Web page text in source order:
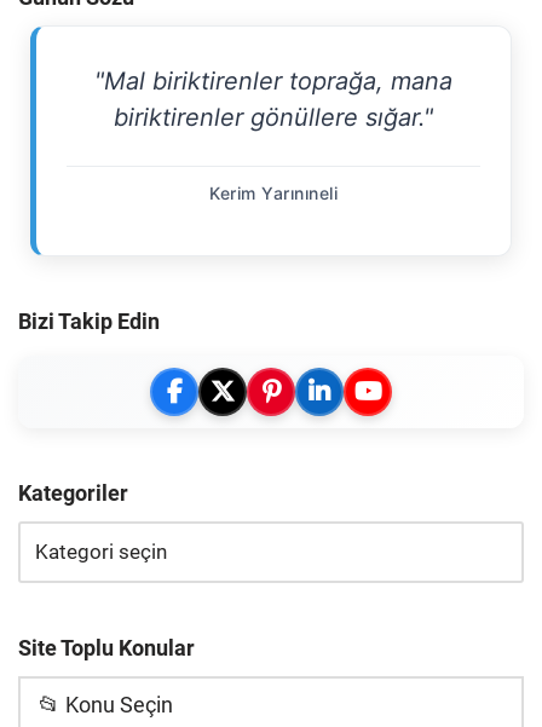
"Mal biriktirenler toprağa, mana
biriktirenler gönüllere sığar."
Kerim Yarınıneli
Bizi Takip Edin
Kategoriler
Site Toplu Konular
📂 Konu Seçin